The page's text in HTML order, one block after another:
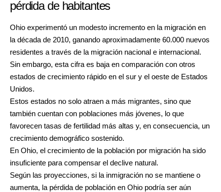
pérdida de habitantes
Ohio experimentó un modesto incremento en la migración en
la década de 2010, ganando aproximadamente 60.000 nuevos
residentes a través de la migración nacional e internacional.
Sin embargo, esta cifra es baja en comparación con otros
estados de crecimiento rápido en el sur y el oeste de Estados
Unidos.
Estos estados no solo atraen a más migrantes, sino que
también cuentan con poblaciones más jóvenes, lo que
favorecen tasas de fertilidad más altas y, en consecuencia, un
crecimiento demográfico sostenido.
En Ohio, el crecimiento de la población por migración ha sido
insuficiente para compensar el declive natural.
Según las proyecciones, si la inmigración no se mantiene o
aumenta, la pérdida de población en Ohio podría ser aún